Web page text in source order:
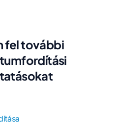
fel további